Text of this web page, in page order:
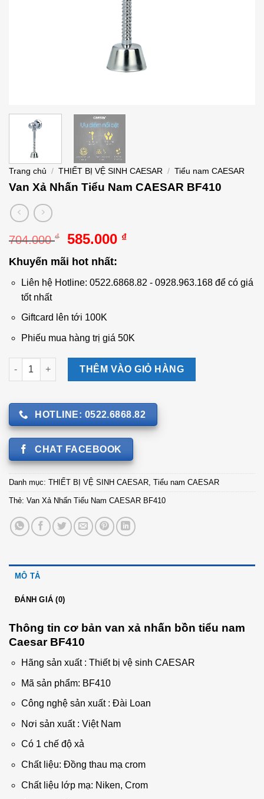
Trang chủ / THIẾT BỊ VỆ SINH CAESAR / Tiểu nam CAESAR
Van Xả Nhấn Tiểu Nam CAESAR BF410
704.000₫
Giá
là:
704.000 ₫.
585.000 ₫Giá
là:
Khuyến mãi hot nhất:
Liên hệ Hotline: 0522.6868.82 - 0928.963.168 để có giá
tốt nhất
Giftcard lên tới 100K
Phiếu mua hàng trị giá 50K
Van Xả Nhấn Tiểu Nam CAESAR BF410 số lượng
THÊM VÀO GIỎ HÀNG
HOTLINE: 0522.6868.82
CHAT FACEBOOK
Danh mục: THIẾT BỊ VỆ SINH CAESAR Tiểu nam CAESAR
Thẻ: Van Xả Nhấn Tiểu Nam CAESAR BF410
MÔ TẢ
ĐÁNH GIÁ (0)
Thông tin cơ bản van xả nhấn bồn tiểu nam
Caesar BF410
Hãng sản xuất : Thiết bị vệ sinh CAESAR
Mã sản phẩm: BF410
Công nghệ sản xuất : Đài Loan
Nơi sản xuất : Việt Nam
Có 1 chế độ xả
Chất liệu: Đồng thau mạ crom
Chất liệu lớp mạ: Niken, Crom